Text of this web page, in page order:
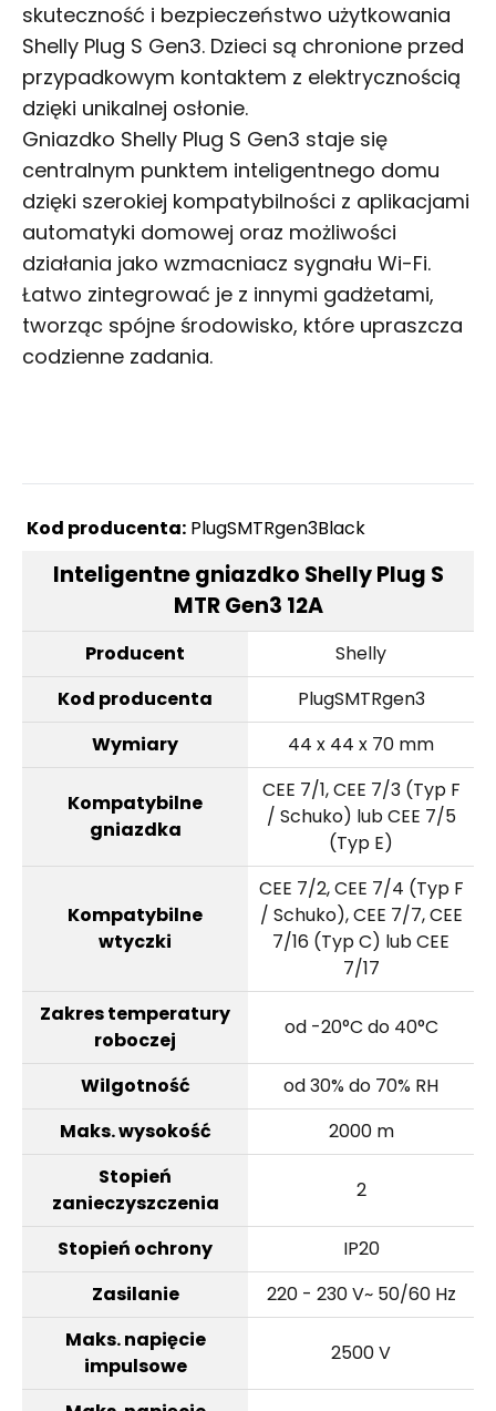
skuteczność i bezpieczeństwo użytkowania
Shelly Plug S Gen3. Dzieci są chronione przed
przypadkowym kontaktem z elektrycznością
dzięki unikalnej osłonie.
Gniazdko Shelly Plug S Gen3 staje się
centralnym punktem inteligentnego domu
dzięki szerokiej kompatybilności z aplikacjami
automatyki domowej oraz możliwości
działania jako wzmacniacz sygnału Wi-Fi.
Łatwo zintegrować je z innymi gadżetami,
tworząc spójne środowisko, które upraszcza
codzienne zadania.
Kod producenta: PlugSMTRgen3Black
Inteligentne gniazdko Shelly Plug S
MTR Gen3 12A
Producent
Shelly
Kod producenta
PlugSMTRgen3
Wymiary
44 x 44 x 70 mm
Kompatybilne
gniazdka
CEE 7/1, CEE 7/3 (Typ F
/ Schuko) lub CEE 7/5
(Typ E)
Kompatybilne
wtyczki
CEE 7/2, CEE 7/4 (Typ F
/ Schuko), CEE 7/7, CEE
7/16 (Typ C) lub CEE
7/17
Zakres temperatury
roboczej
od -20°C do 40°C
Wilgotność
od 30% do 70% RH
Maks. wysokość
2000 m
Stopień
zanieczyszczenia
2
Stopień ochrony
IP20
Zasilanie
220 - 230 V~ 50/60 Hz
Maks. napięcie
impulsowe
2500 V